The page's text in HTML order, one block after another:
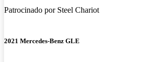
Patrocinado por Steel Chariot
2021 Mercedes-Benz GLE